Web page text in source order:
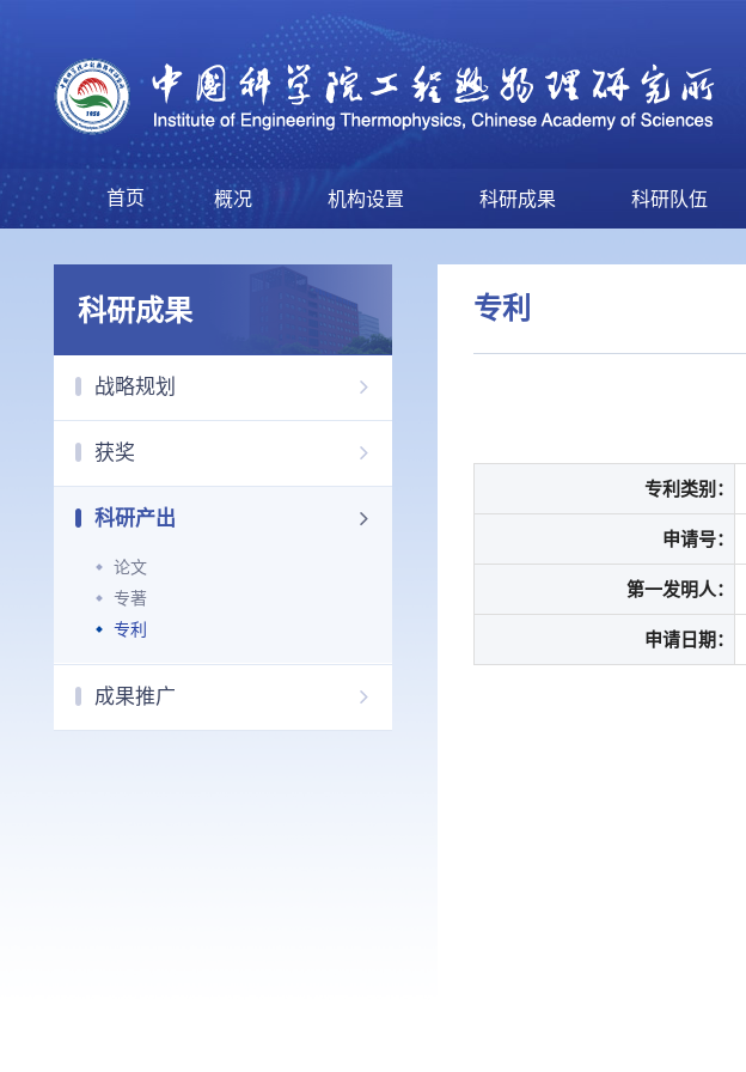
首页 概况 机构设置 科研成果 科研队伍
科研成果
战略规划
获奖
科研产出
论文
专著
专利
成果推广
专利
专利类别：
申请号：
第一发明人：
申请日期：